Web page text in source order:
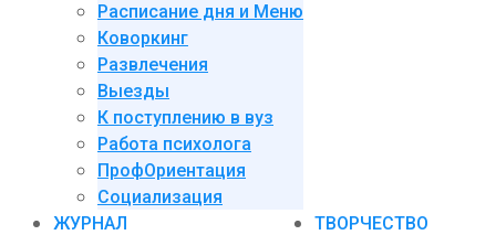
Расписание дня и Меню
Коворкинг
Развлечения
Выезды
К поступлению в вуз
Работа психолога
ПрофОриентация
Социализация
ЖУРНАЛ
ТВОРЧЕСТВО